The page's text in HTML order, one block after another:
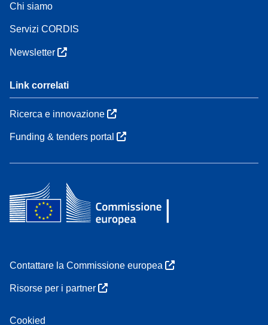
Chi siamo
Servizi CORDIS
Newsletter
Link correlati
Ricerca e innovazione
Funding & tenders portal
Contattare la Commissione europea
Risorse per i partner
Cookied